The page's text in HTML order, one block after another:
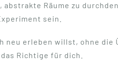
abstrakte Räume zu
sein.
neu erleben willst, ohne
Richtige für dich.